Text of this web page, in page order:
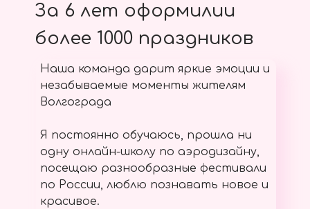
За 6 лет оформилии
более 1000 праздников
Наша команда дарит яркие эмоции и
незабываемые моменты жителям
Волгограда
Я постоянно обучаюсь, прошла ни
одну онлайн-школу по аэродизайну,
посещаю разнообразные фестивали
по России, люблю познавать новое и
красивое.